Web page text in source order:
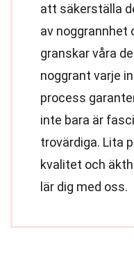
att säkerställa
av noggrannhet
granskar våra
noggrant varje
process
inte bara är
trovärdiga. Lita
kvalitet och
lär dig med oss.